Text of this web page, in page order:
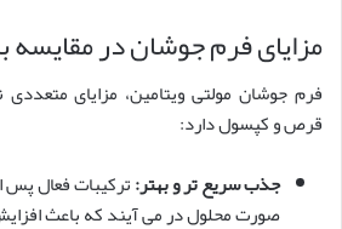
مزایای فرم جوشان در
فرم جوشان مولتی ویتامین، مزایای
قرص و کپسول دارد:
جذب سریع تر و بهتر:ترکیبات فعال
صورت محلول در می آیند که باعث